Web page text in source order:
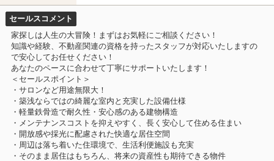
セールスコメント
家探しは人生の大冒険！まずはお気軽にご相談ください！
知識や経験、不動産関連の資格を持ったスタッフが対応いたしますの
で安心してお任せください！
あなたのペースに合わせて丁寧にサポートいたします！
＜セールスポイント＞
・サロンなど用途無限大！
・築浅ならではの綺麗な室内と充実した設備仕様
・軽量鉄骨造で耐久性・安心感のある建物構造
・メンテナンスコストを抑えやすく、長く安心して住める住まい
・開放感や採光に配慮された快適な居住空間
・周辺は落ち着いた住環境で、生活利便施設も充実
・そのまま居住はもちろん、将来の資産性も期待できる物件